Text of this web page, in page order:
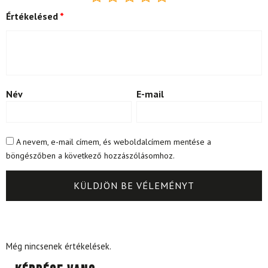
Értékelésed *
Név E-mail
A nevem, e-mail címem, és weboldalcímem mentése a
böngészőben a következő hozzászólásomhoz.
Még nincsenek értékelések.